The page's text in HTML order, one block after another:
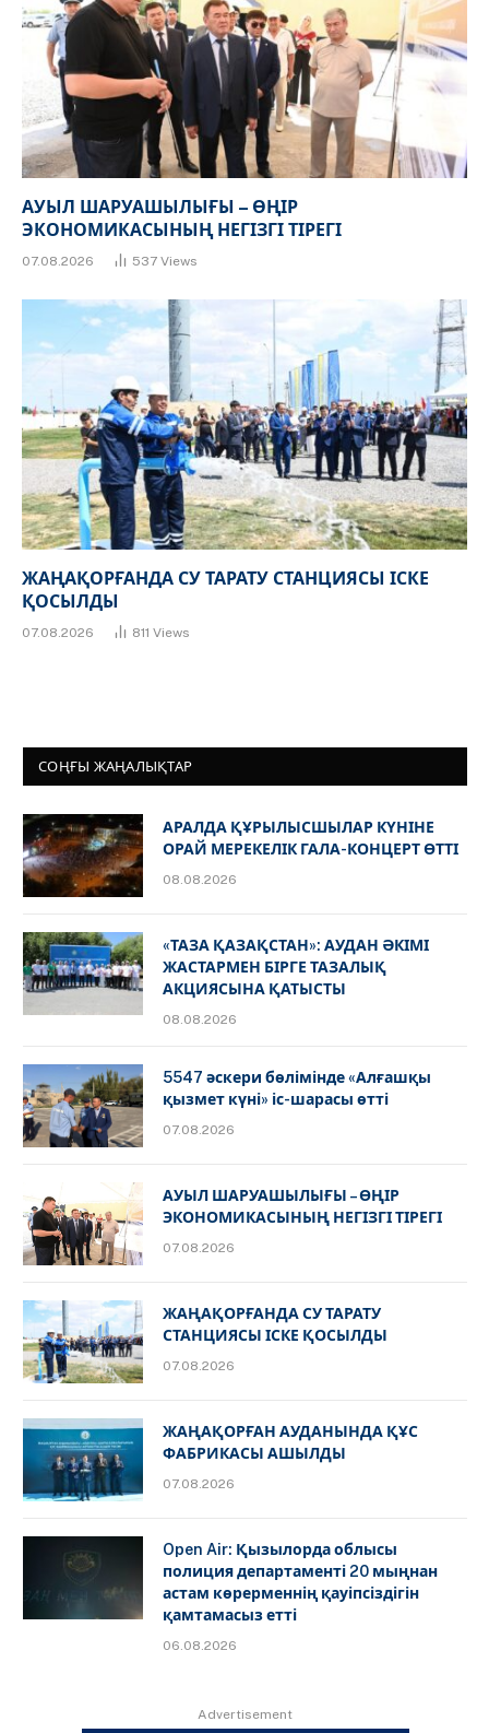
АУЫЛ ШАРУАШЫЛЫҒЫ – ӨҢІР
ЭКОНОМИКАСЫНЫҢ НЕГІЗГІ ТІРЕГІ
07.08.2026 537 Views
ЖАҢАҚОРҒАНДА СУ ТАРАТУ СТАНЦИЯСЫ ІСКЕ
ҚОСЫЛДЫ
07.08.2026 811 Views
СОҢҒЫ ЖАҢАЛЫҚТАР
АРАЛДА ҚҰРЫЛЫСШЫЛАР КҮНІНЕ
ОРАЙ МЕРЕКЕЛІК ГАЛА-КОНЦЕРТ ӨТТІ
08.08.2026
«ТАЗА ҚАЗАҚСТАН»: АУДАН ӘКІМІ
ЖАСТАРМЕН БІРГЕ ТАЗАЛЫҚ
АКЦИЯСЫНА ҚАТЫСТЫ
08.08.2026
5547 әскери бөлімінде «Алғашқы
қызмет күні» іс-шарасы өтті
07.08.2026
АУЫЛ ШАРУАШЫЛЫҒЫ – ӨҢІР
ЭКОНОМИКАСЫНЫҢ НЕГІЗГІ ТІРЕГІ
07.08.2026
ЖАҢАҚОРҒАНДА СУ ТАРАТУ
СТАНЦИЯСЫ ІСКЕ ҚОСЫЛДЫ
07.08.2026
ЖАҢАҚОРҒАН АУДАНЫНДА ҚҰС
ФАБРИКАСЫ АШЫЛДЫ
07.08.2026
Open Air: Қызылорда облысы
полиция департаменті 20 мыңнан
астам көрерменнің қауіпсіздігін
қамтамасыз етті
06.08.2026
Advertisement